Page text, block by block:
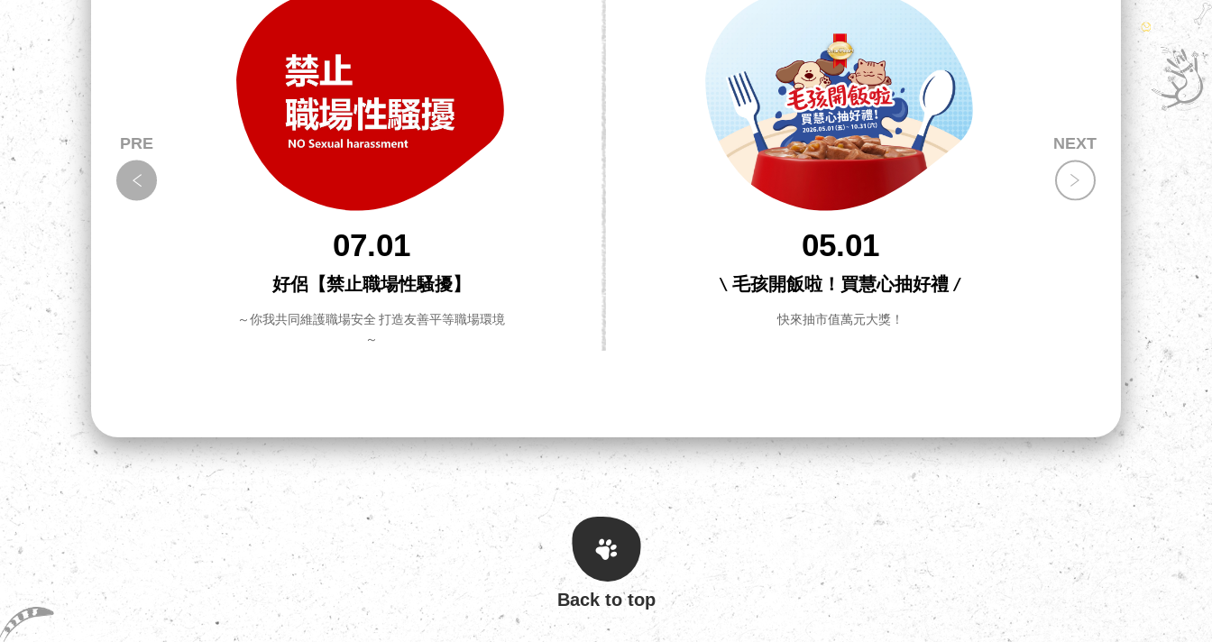
Back to top
怎
07.01
好侶【禁止職場性騷擾】
～你我共同維護職場安全 打造友善平等職場環境
～
05.01
\ 毛孩開飯啦！買慧心抽好禮 /
快來抽市值萬元大獎！